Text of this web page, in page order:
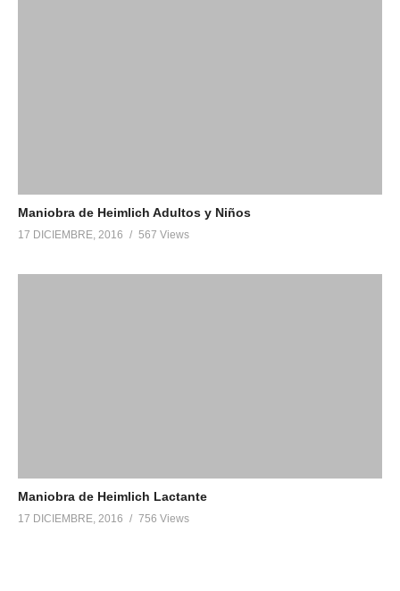
Maniobra de Heimlich Adultos y Niños
17 DICIEMBRE, 2016 567 Views
Maniobra de Heimlich Lactante
17 DICIEMBRE, 2016 756 Views